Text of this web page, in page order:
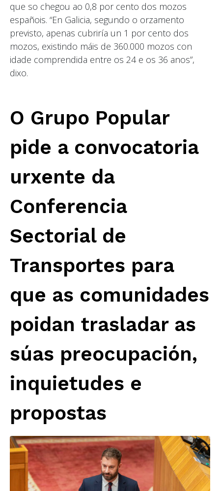
que so chegou ao 0,8 por cento dos mozos
españois. “En Galicia, segundo o orzamento
previsto, apenas cubriría un 1 por cento dos
mozos, existindo máis de 360.000 mozos con
idade comprendida entre os 24 e os 36 anos”,
dixo.
O Grupo Popular
pide a convocatoria
urxente da
Conferencia
Sectorial de
Transportes para
que as comunidades
poidan trasladar as
súas preocupación,
inquietudes e
propostas